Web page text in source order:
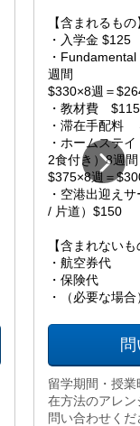
【含まれるもの
・入学金 $125
・
週間
$330×8週＝
・教材費 $115
・滞在手配料
・ホームステ
2食付き）8週間
$375×8週＝
・空港出迎え
/ 片道）$150
【含まれない
・航空券代
・保険代
・（必要な場
留学期間・授
在方法のアレ
問い合わせくだ